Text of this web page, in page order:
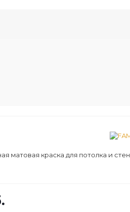
матовая краска для потолка и стен